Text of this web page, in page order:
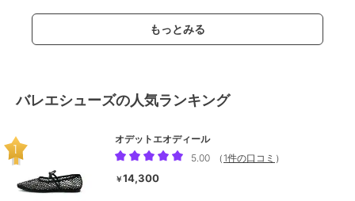
もっとみる
バレエシューズの人気ランキング
オデットエオディール
5.00
（ 1件の口コミ ）
￥14,300